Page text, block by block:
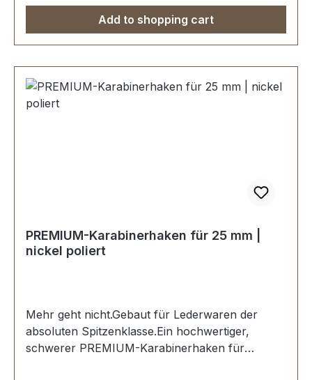
von oben nach unten: 45 mm.Lieferumfang:1
Stück KarabinerhakenAdd to shopping cart
PREMIUM-Karabinerhaken für 25 mm |
nickel poliert
Mehr geht nicht.Gebaut für Lederwaren der
absoluten Spitzenklasse.Ein hochwertiger,
schwerer PREMIUM-Karabinerhaken für